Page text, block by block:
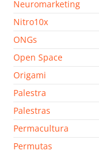
Neuromarketing
Nitro10x
ONGs
Open Space
Origami
Palestra
Palestras
Permacultura
Permutas